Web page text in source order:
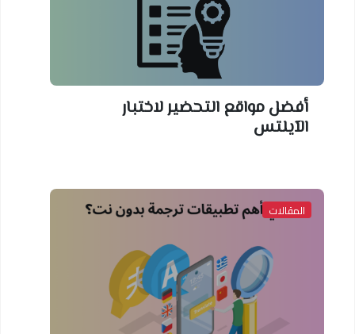
أفضل مواقع التحضير لاختبار
الآيلتس
المقالات